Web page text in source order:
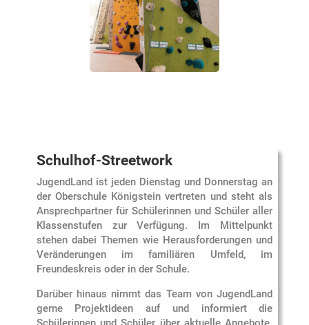
Schulhof-Streetwork
JugendLand ist jeden Dienstag und Donnerstag an
der Oberschule Königstein vertreten und steht als
Ansprechpartner für Schülerinnen und Schüler aller
Klassenstufen zur Verfügung. Im Mittelpunkt
stehen dabei Themen wie Herausforderungen und
Veränderungen im familiären Umfeld, im
Freundeskreis oder in der Schule.
Darüber hinaus nimmt das Team von JugendLand
gerne Projektideen auf und informiert die